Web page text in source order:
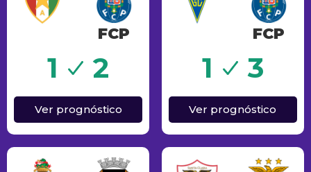
FCP
1 2
Ver prognóstico
FCP
1
Sucesso 3
Ver prognóstico